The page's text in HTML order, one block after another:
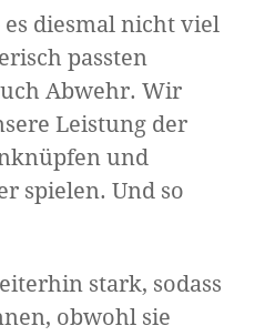
es diesmal nicht viel
passten
Abwehr. Wir
Leistung der
und
spielen. Und so
stark, sodass
obwohl sie